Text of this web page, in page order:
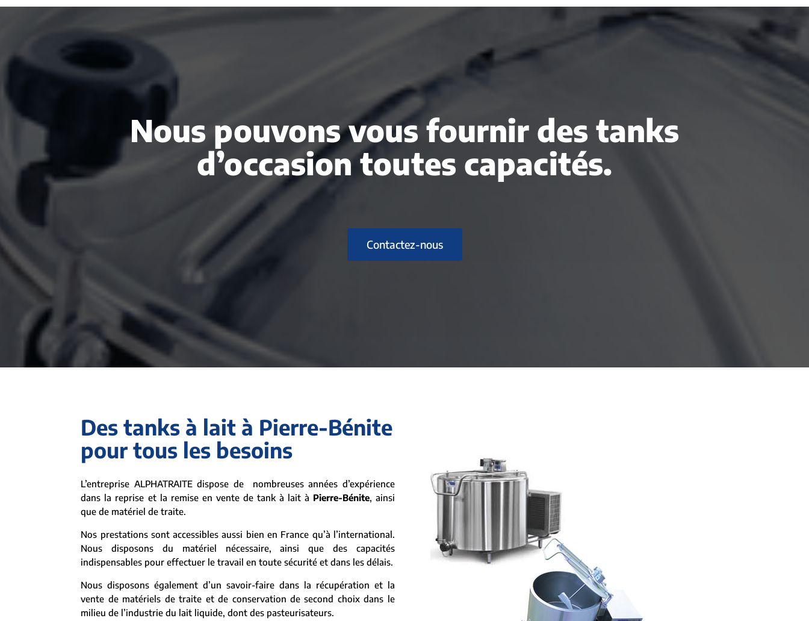
Nous pouvons vous fournir des tanks
d’occasion toutes capacités.
Contactez-nous
Des tanks à lait à Pierre-Bénite
pour tous les besoins
L’entreprise ALPHATRAITE dispose de nombreuses années d’expérience
dans la reprise et la remise en vente de tank à lait à Pierre-Bénite, ainsi
que de matériel de traite.
Nos prestations sont accessibles aussi bien en France qu’à l’international.
Nous disposons du matériel nécessaire, ainsi que des capacités
indispensables pour effectuer le travail en toute sécurité et dans les délais.
Nous disposons également d’un savoir-faire dans la récupération et la
vente de matériels de traite et de conservation de second choix dans le
milieu de l’industrie du lait liquide, dont des pasteurisateurs.